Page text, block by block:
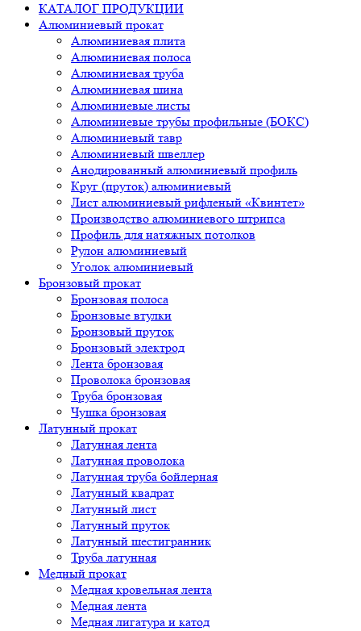
КАТАЛОГ ПРОДУКЦИИ
Алюминиевый прокат
Алюминиевая плита
Алюминиевая полоса
Алюминиевая труба
Алюминиевая шина
Алюминиевые листы
Алюминиевые трубы профильные (БОКС)
Алюминиевый тавр
Алюминиевый швеллер
Анодированный алюминиевый профиль
Круг (пруток) алюминиевый
Лист алюминиевый рифленый «Квинтет»
Производство алюминиевого штрипса
Профиль для натяжных потолков
Рулон алюминиевый
Уголок алюминиевый
Бронзовый прокат
Бронзовая полоса
Бронзовые втулки
Бронзовый пруток
Бронзовый электрод
Лента бронзовая
Проволока бронзовая
Труба бронзовая
Чушка бронзовая
Латунный прокат
Латунная лента
Латунная проволока
Латунная труба бойлерная
Латунный квадрат
Латунный лист
Латунный пруток
Латунный шестигранник
Труба латунная
Медный прокат
Медная кровельная лента
Медная лента
Медная лигатура и катод